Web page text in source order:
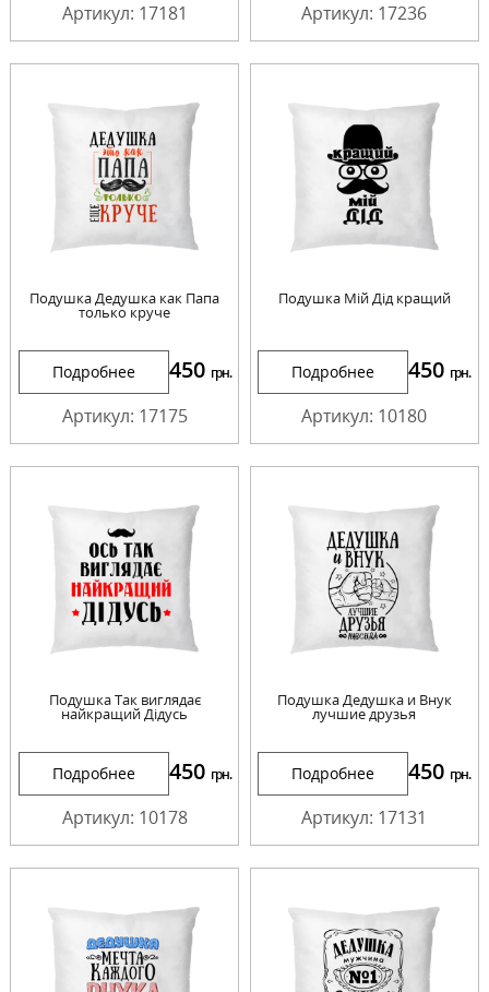
Артикул: 17181 Артикул: 17236
Подушка Дедушка как Папа
только круче
Подробнее 450 грн.
Артикул: 17175
Подушка Мій Дід кращий
Подробнее 450 грн.
Артикул: 10180
Подушка Так виглядає
найкращий Дідусь
Подробнее 450 грн.
Артикул: 10178
Подушка Дедушка и Внук
лучшие друзья
Подробнее 450 грн.
Артикул: 17131